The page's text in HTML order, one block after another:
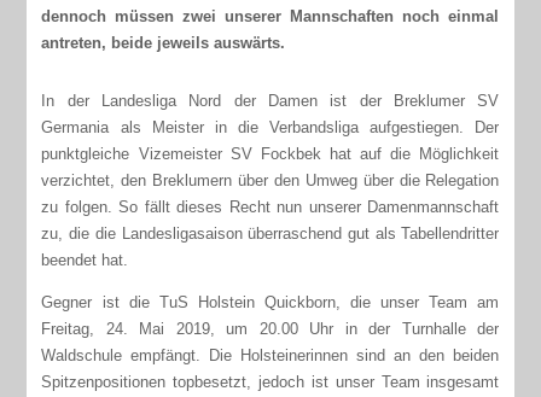
dennoch müssen zwei unserer Mannschaften noch einmal
antreten, beide jeweils auswärts.
In der Landesliga Nord der Damen ist der Breklumer SV
Germania als Meister in die Verbandsliga aufgestiegen. Der
punktgleiche Vizemeister SV Fockbek hat auf die Möglichkeit
verzichtet, den Breklumern über den Umweg über die Relegation
zu folgen. So fällt dieses Recht nun unserer Damenmannschaft
zu, die die Landesligasaison überraschend gut als Tabellendritter
beendet hat.
Gegner ist die TuS Holstein Quickborn, die unser Team am
Freitag, 24. Mai 2019, um 20.00 Uhr in der Turnhalle der
Waldschule empfängt. Die Holsteinerinnen sind an den beiden
Spitzenpositionen topbesetzt, jedoch ist unser Team insgesamt